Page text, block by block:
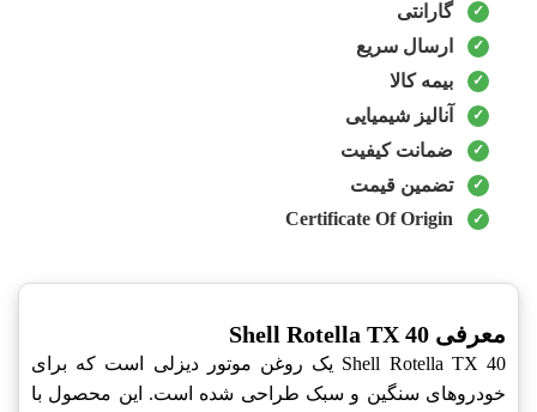
گارانتی
ارسال سریع
بیمه کالا
آنالیز شیمیایی
ضمانت کیفیت
تضمین قیمت
Certificate Of Origin
معرفی Shell Rotella TX 40
Shell Rotella TX 40 یک روغن موتور دیزلی است که برای
خودروهای سنگین و سبک طراحی شده است. این محصول با